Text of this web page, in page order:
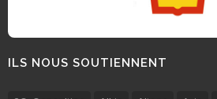
ILS NOUS SOUTIENNENT